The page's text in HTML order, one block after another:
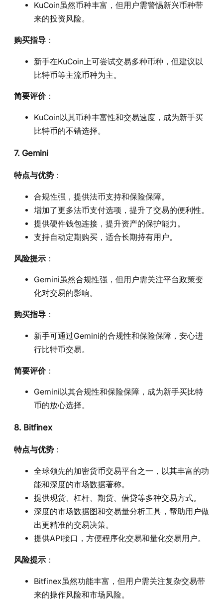
KuCoin虽然币种丰富，但用户需警惕新兴币种带
来的投资风险。
购买指导 ：
新手在KuCoin上可尝试交易多种币种，但建议以
比特币等主流币种为主。
简要评价：
KuCoin以其币种丰富性和交易速度，成为新手买
比特币的不错选择。
7. Gemini
特点与优势 ：
合规性强，提供法币支持和保险保障。
增加了更多法币支付选项，提升了交易的便利性。
提供硬件钱包连接，提升资产的保护能力。
支持自动定期购买，适合长期持有用户。
风险提示 ：
Gemini虽然合规性强，但用户需关注平台政策变
化对交易的影响。
购买指导 ：
新手可通过Gemini的合规性和保险保障，安心进
行比特币交易。
简要评价：
Gemini以其合规性和保险保障，成为新手买比特
币的放心选择。
8. Bitfinex
特点与优势 ：
全球领先的加密货币交易平台之一，以其丰富的功
能和深度的市场数据著称。
提供现货、杠杆、期货、借贷等多种交易方式。
深度的市场数据图和交易量分析工具，帮助用户做
出更精准的交易决策。
提供API接口，方便程序化交易和量化交易用户。
风险提示 ：
Bitfinex虽然功能丰富，但用户需关注复杂交易带
来的操作风险和市场风险。